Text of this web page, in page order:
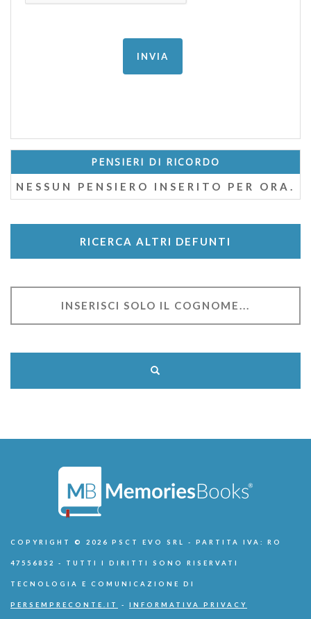
PENSIERI DI RICORDO
NESSUN PENSIERO INSERITO PER ORA.
RICERCA ALTRI DEFUNTI
COPYRIGHT © 2026 PSCT EVO SRL - PARTITA IVA: RO
47556852 - TUTTI I DIRITTI SONO RISERVATI
TECNOLOGIA E COMUNICAZIONE DI
PERSEMPRECONTE.IT - INFORMATIVA PRIVACY